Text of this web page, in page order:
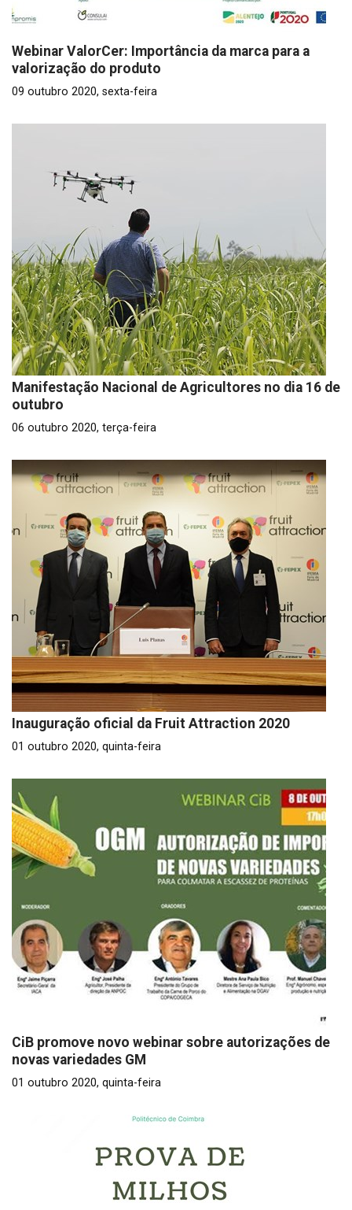
Webinar ValorCer: Importância da marca para a
valorização do produto
09 outubro 2020, sexta-feira
Manifestação Nacional de Agricultores no dia 16 de
outubro
06 outubro 2020, terça-feira
Inauguração oficial da Fruit Attraction 2020
01 outubro 2020, quinta-feira
CiB promove novo webinar sobre autorizações de
novas variedades GM
01 outubro 2020, quinta-feira